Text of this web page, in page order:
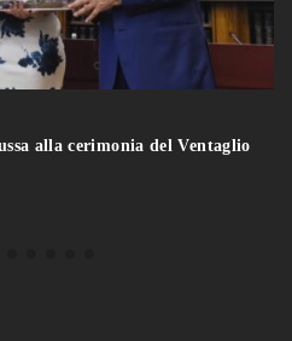
alla cerimonia del Ventaglio